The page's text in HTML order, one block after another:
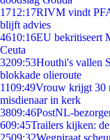
1712:17RIVM vindt
blijft advies
4610:16EU bekritiseert
Ceuta
3209:53Houthi's vallen
blokkade olieroute
1109:49Vrouw krijgt 30
misdienaar in kerk
3809:46PostNL-
609:45Trailers kijken:
2509:32Wegpiraat